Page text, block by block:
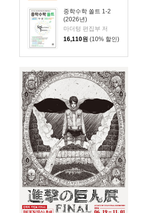
중학수학 쏠트 1-2
(2026년)
마더텅 편집부 저
16,110원 (10% 할인)